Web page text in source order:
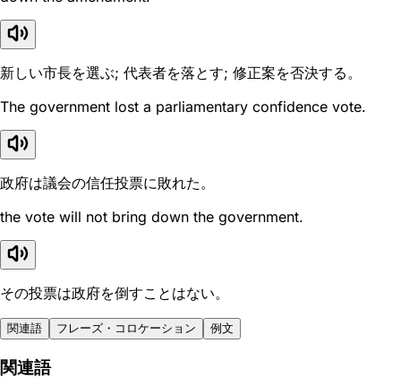
新しい市長を選ぶ; 代表者を落とす; 修正案を否決する。
The government lost a parliamentary confidence vote.
政府は議会の信任投票に敗れた。
the vote will not bring down the government.
その投票は政府を倒すことはない。
関連語 フレーズ・コロケーション 例文
関連語